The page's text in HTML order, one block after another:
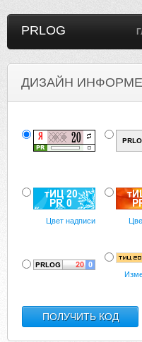
PRLOG
ДИЗАЙН
Цвет надписи